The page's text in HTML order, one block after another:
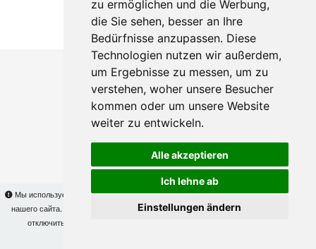
zu ermöglichen und die Werbung,
die Sie sehen, besser an Ihre
Bedürfnisse anzupassen. Diese
Technologien nutzen wir außerdem,
um Ergebnisse zu messen, um zu
verstehen, woher unsere Besucher
kommen oder um unsere Website
weiter zu entwickeln.
Alle akzeptieren
Ich lehne ab
Einstellungen ändern
Мы используем cookies для того, чтобы Вы могли использовать весь функционал
нашего сайта. На
Вы сможете узнать подробности и, при желании,
отключить использование cookies. Продолжая пользоваться сайтом, Вы
Makis© Copyright 2026